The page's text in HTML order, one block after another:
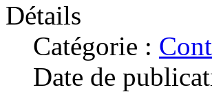
Détails
Catégorie :
Date de